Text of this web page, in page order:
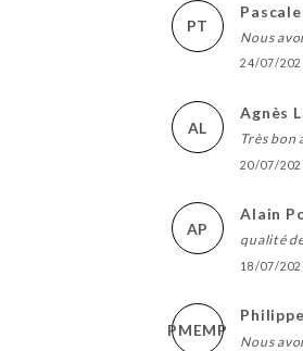
PT
Nous
24/07/
AL
Agnès
Très bon
20/07/
AP
Alain
qualité
18/07/
PMEMP
Nous